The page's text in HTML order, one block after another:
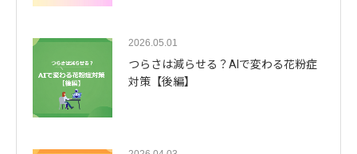
2026.05.01
つらさは減らせる？AIで変わる花粉症
対策【後編】